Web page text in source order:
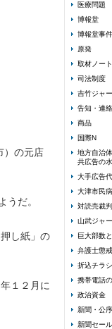
）の元店
うだ。
し紙」の
１２月に
医療問題
博報堂
博報堂事
原発
取材ノート
司法制度
吉竹ジャ
告知・連絡
商品
国際N
地方自治
共広告の
大手広告
大津市民
対読売裁
山武ジャ
巨大部数
弁護士懲
折込チラ
携帯電話
政治資金
新聞・公
新聞セー